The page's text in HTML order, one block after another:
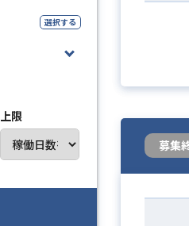
選択する
上限
募集